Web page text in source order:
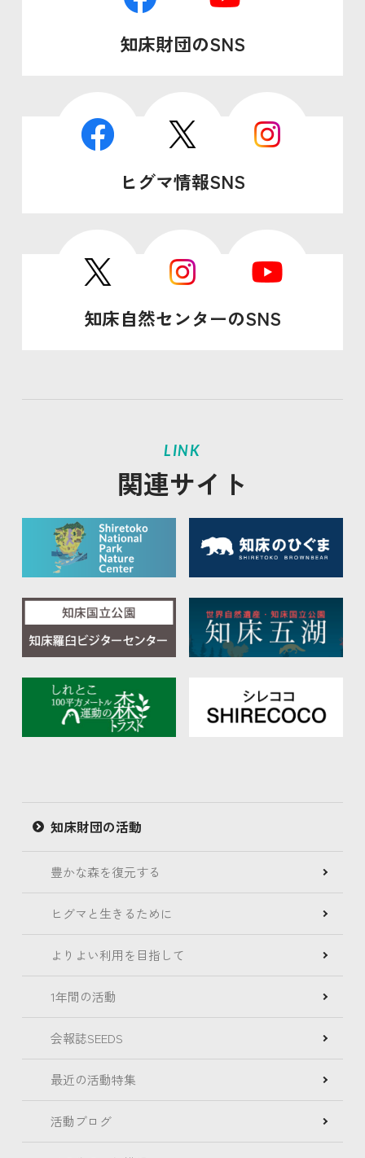
知床財団のSNS
ヒグマ情報SNS
知床自然センターのSNS
知床財団の活動
豊かな森を復元する
ヒグマと生きるために
よりよい利用を目指して
1年間の活動
会報誌SEEDS
最近の活動特集
活動ブログ